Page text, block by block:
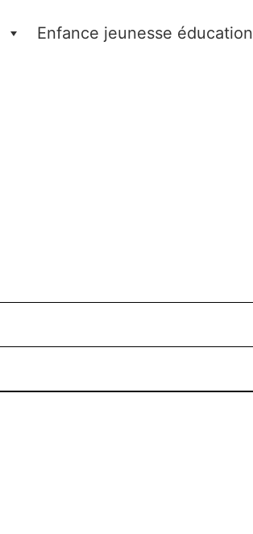
Enfance jeunesse éducation